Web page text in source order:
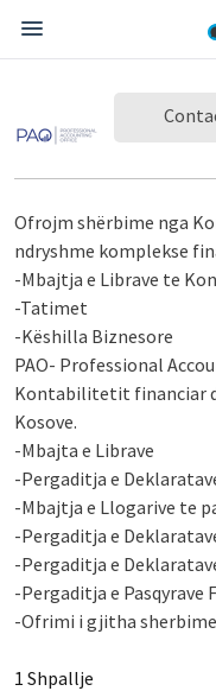
Ofrojm shërbime nga
ndryshme komplekse
-Mbajtja e Librave te
-Tatimet
-Këshilla Biznesore
PAO- Professional
Kontabilitetit financiar
Kosove.
-Mbajta e Librave
-Pergaditja e
-Mbajtja e Llogarive te
-Pergaditja e
-Pergaditja e
-Pergaditja e Pasqyrave
-Ofrimi i gjitha
1 Shpallje